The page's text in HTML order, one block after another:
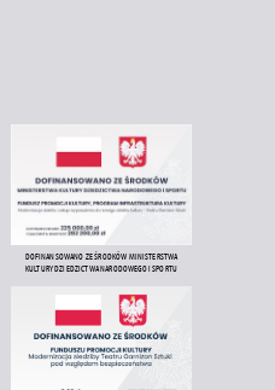
DOFINANSOWANO ZE ŚRODKÓW MINISTERSTWA
KULTURY DZIEDZICTWA NARODOWEGO I SPORTU